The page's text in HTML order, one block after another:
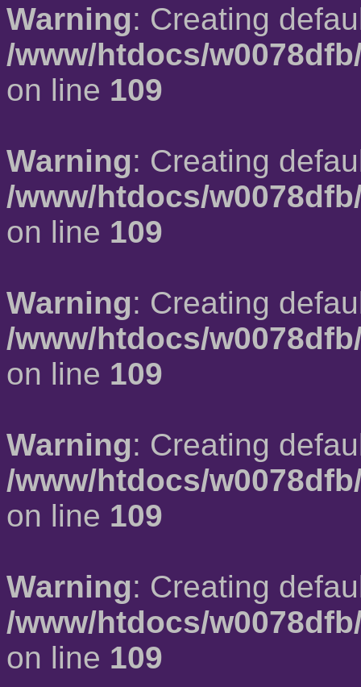
Warning: Creating
/www/htdocs/
on line 109
Warning: Creating
/www/htdocs/
on line 109
Warning: Creating
/www/htdocs/
on line 109
Warning: Creating
/www/htdocs/
on line 109
Warning: Creating
/www/htdocs/
on line 109